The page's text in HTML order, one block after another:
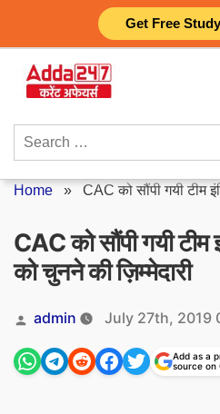
Get Free
content
Search
Home » CAC को सौंपी गयी टीम
CAC को सौंपी गयी
को चुनने की ज़िम्मेदारी
Posted
by
admin July 27th, 2019
Add as a
source on